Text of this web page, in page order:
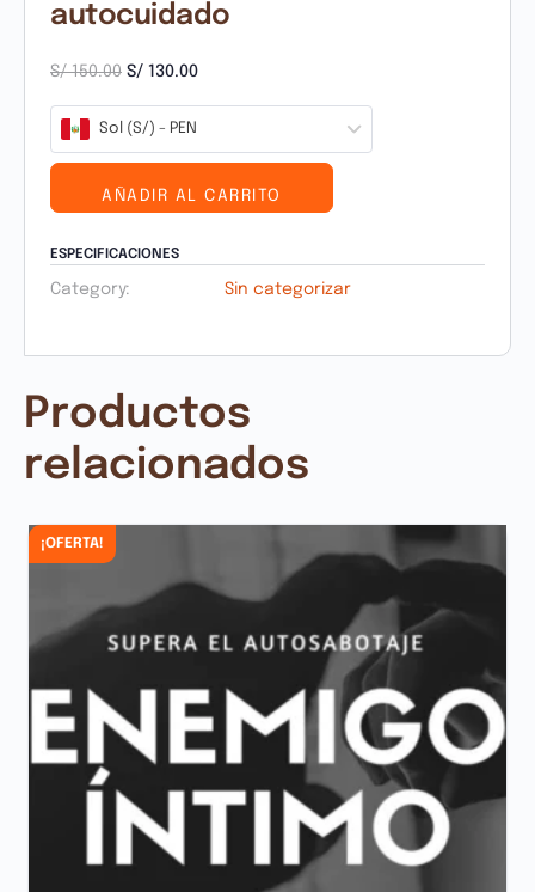
autocuidado
S/150.00 S/ 130.00
Sol (S/) - PEN
AÑADIR AL CARRITO
ESPECIFICACIONES
Category: Sin categorizar
Productos
relacionados
¡OFERTA!